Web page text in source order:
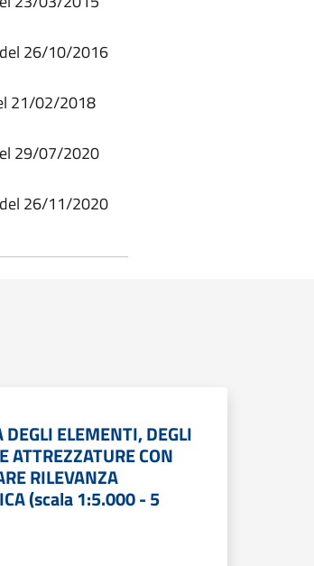
26/10/2016
21/02/2018
29/07/2020
26/11/2020
DEGLI ELEMENTI, DEGLI
ATTREZZATURE CON
RILEVANZA
(scala 1:5.000 - 5